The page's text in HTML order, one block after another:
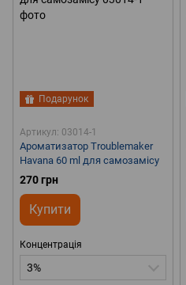
Подарунок
Артикул: 03014-1
Ароматизатор Troublemaker
Havana 60 ml для самозамісу
270 грн
Купити
Концентрація
3%